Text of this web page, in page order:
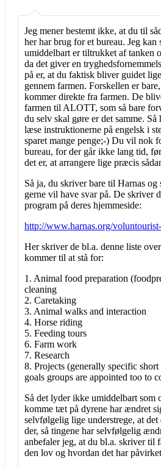
Jeg mener bestemt ikke, at du til
her har brug for et bureau. Jeg kan
umiddelbart er tiltrukket af tanken
da det giver en
på er, at du faktisk bliver guidet
gennem farmen. Forskellen er
kommer direkte fra farmen. De
farmen til ALOTT, som så bare
du selv skal gøre er det samme.
læse instruktionerne på engelsk i
sparet mange penge;-) Du vil nok
bureau, for der går ikke lang tid,
det er, at arrangere lige præcis
Så ja, du skriver bare til Harnas
gerne vil have svar på. De skriver
program på deres hjemmeside:
http://www.harnas.org/
Her skriver de bl.a. denne liste
kommer til at stå for:
1. Animal food preparation
cleaning
2. Caretaking
3. Animal walks and interaction
4. Horse riding
5. Feeding tours
6. Farm work
7. Research
8. Projects (generally specific
goals groups are appointed too to
Så det lyder ikke umiddelbart som
komme tæt på dyrene har ændret
selvfølgelig lige understrege, at
der, så tingene har selvfølgelig
anbefaler jeg, at du bl.a. skriver til
den lov og hvordan det har